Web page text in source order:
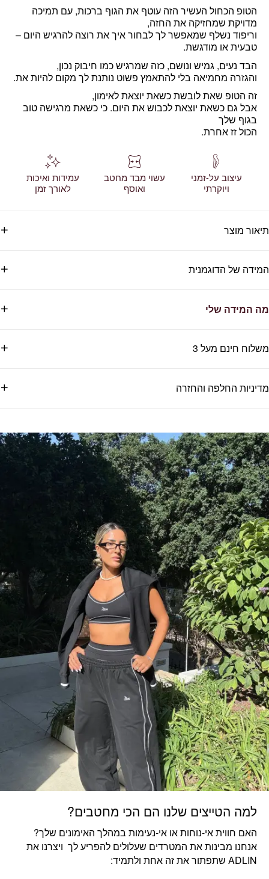
הטופ הכחול העשיר הזה עוטף את הגוף ברכות, עם תמיכה
מדויקת שמחזיקה את החזה,
וריפוד נשלף שמאפשר לך לבחור איך את רוצה להרגיש היום –
טבעית או מודגשת.
הבד נעים, גמיש ונושם, כזה שמרגיש כמו חיבוק נכון,
והגזרה מחמיאה בלי להתאמץ פשוט נותנת לך מקום להיות את.
זה הטופ שאת לובשת כשאת יוצאת לאימון,
אבל גם כשאת יוצאת לכבוש את היום. כי כשאת מרגישה טוב
בגוף שלך
הכול זז אחרת.
עיצוב על-זמני
ויוקרתי
עשוי מבד מחטב
ואוסף
עמידות ואיכות
לאורך זמן
תיאור מוצר
המידה של הדוגמנית
מה המידה שלי
משלוח חינם מעל 3
מדיניות החלפה והחזרה
למה הטייצים שלנו הם הכי מחטבים?
האם חווית אי-נוחות או אי-נעימות במהלך האימונים שלך?
אנחנו מבינות את המטרדים שעלולים להפריע לך ויצרנו את
ADLIN שתפתור את זה אחת ולתמיד: